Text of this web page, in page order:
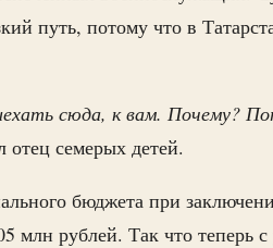
путь, потому что в
сюда, к вам. Почему?
отец семерых детей.
бюджета при
млн рублей. Так что теперь